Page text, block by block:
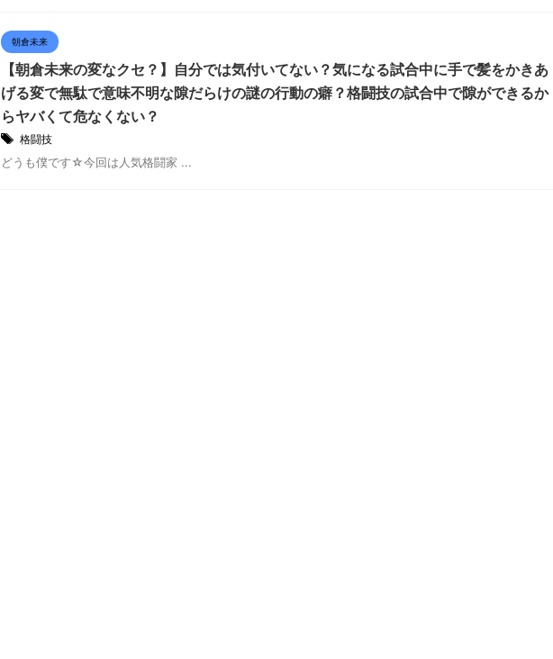
朝倉未来
【朝倉未来の変なクセ？】自分では気付いてない？気になる試合中に手で髪をかきあ
げる変で無駄で意味不明な隙だらけの謎の行動の癖？格闘技の試合中で隙ができるか
らヤバくて危なくない？
格闘技
どうも僕です☆今回は人気格闘家 ...